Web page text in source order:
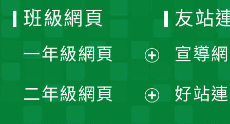
班級網頁
一年級網頁
開
二年級網頁
友站
宣導
好站